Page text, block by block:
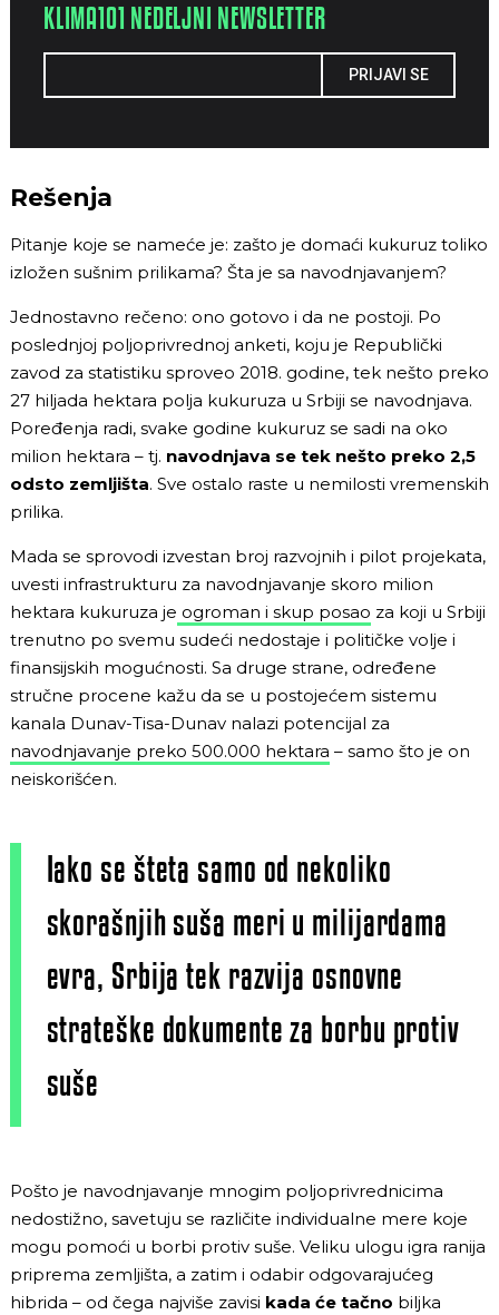
KLIMA101 NEDELJNI NEWSLETTER
PRIJAVI SE
Rešenja
Pitanje koje se nameće je: zašto je domaći kukuruz toliko
izložen sušnim prilikama? Šta je sa navodnjavanjem?
Jednostavno rečeno: ono gotovo i da ne postoji. Po
poslednjoj poljoprivrednoj anketi, koju je Republički
zavod za statistiku sproveo 2018. godine, tek nešto preko
27 hiljada hektara polja kukuruza u Srbiji se navodnjava.
Poređenja radi, svake godine kukuruz se sadi na oko
milion hektara – tj. navodnjava se tek nešto preko 2,5
odsto zemljišta. Sve ostalo raste u nemilosti vremenskih
prilika.
Mada se sprovodi izvestan broj razvojnih i pilot projekata,
uvesti infrastrukturu za navodnjavanje skoro milion
hektara kukuruza je ogroman i skup posao za koji u Srbiji
trenutno po svemu sudeći nedostaje i političke volje i
finansijskih mogućnosti. Sa druge strane, određene
stručne procene kažu da se u postojećem sistemu
kanala Dunav-Tisa-Dunav nalazi potencijal za
navodnjavanje preko 500.000 hektara – samo što je on
neiskorišćen.
Iako se šteta samo od nekoliko
skorašnjih suša meri u milijardama
evra, Srbija tek razvija osnovne
strateške dokumente za borbu protiv
suše
Pošto je navodnjavanje mnogim poljoprivrednicima
nedostižno, savetuju se različite individualne mere koje
mogu pomoći u borbi protiv suše. Veliku ulogu igra ranija
priprema zemljišta, a zatim i odabir odgovarajućeg
hibrida – od čega najviše zavisi kada će tačno biljka